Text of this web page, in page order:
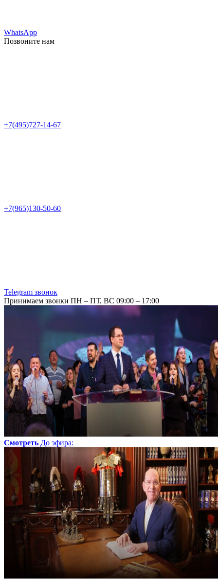
WhatsApp
Позвоните нам
+7(495)727-14-67
+7(965)130-50-60
Telegram звонок
Принимаем звонки ПН – ПТ, ВС 09:00 – 17:00
Смотреть До эфира: